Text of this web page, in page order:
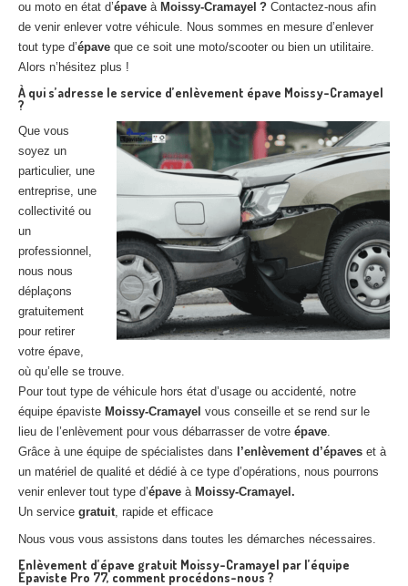
ou moto en état d’épave à Moissy-Cramayel ? Contactez-nous afin
de venir enlever votre véhicule. Nous sommes en mesure d’enlever
tout type d’épave que ce soit une moto/scooter ou bien un utilitaire.
Alors n’hésitez plus !
À qui s’adresse le service d’enlèvement épave Moissy-Cramayel
?
Que vous
soyez un
particulier, une
entreprise, une
collectivité ou
un
professionnel,
nous nous
déplaçons
gratuitement
pour retirer
votre épave,
où qu’elle se trouve.
Pour tout type de véhicule hors état d’usage ou accidenté, notre
équipe épaviste Moissy-Cramayel vous conseille et se rend sur le
lieu de l’enlèvement pour vous débarrasser de votre épave.
Grâce à une équipe de spécialistes dans
l’enlèvement d’épaves et à
un matériel de qualité et dédié à ce type d’opérations, nous pourrons
venir enlever tout type d’épave à Moissy-Cramayel.
Un service gratuit, rapide et efficace
Nous vous vous assistons dans toutes les démarches nécessaires.
Enlèvement d’épave gratuit Moissy-Cramayel par l’équipe
Épaviste Pro 77, comment procédons-nous ?